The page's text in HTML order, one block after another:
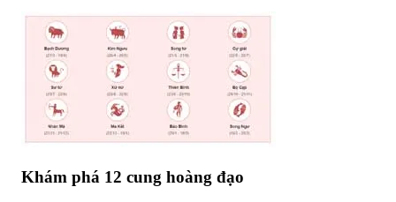
Khám phá 12 cung hoàng đạo